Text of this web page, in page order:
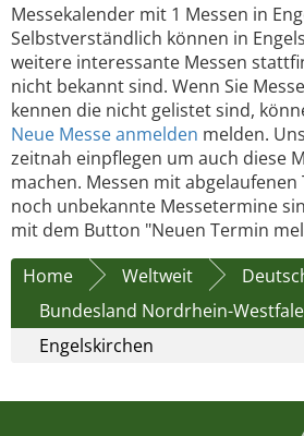
Messekalender mit 1 Messen in
Selbstverständlich können in
weitere interessante Messen
nicht bekannt sind. Wenn Sie
kennen die nicht gelistet sind,
Neue Messe anmelden melden.
zeitnah einpflegen um auch diese
machen. Messen mit
noch unbekannte Messetermine
mit dem Button "Neuen Termin
Home
Weltweit
Bundesland Nordrhein-
Engelskirchen